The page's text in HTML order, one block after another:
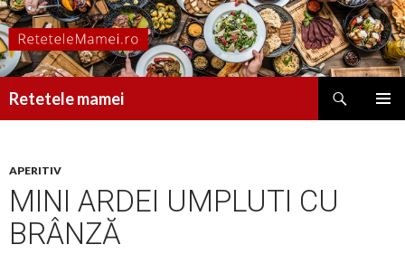
Retetele mamei
APERITIV
MINI ARDEI UMPLUTI CU
BRÂNZĂ